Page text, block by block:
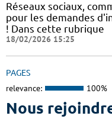
Réseaux sociaux,
pour les demandes
! Dans cette rubrique
18/02/2026 15:25
PAGES
relevance: 100%
Nous